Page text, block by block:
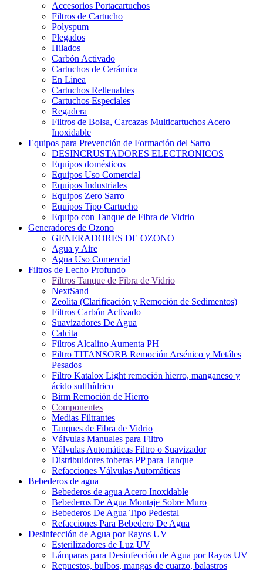
Accesorios Portacartuchos
Filtros de Cartucho
Polyspum
Plegados
Hilados
Carbón Activado
Cartuchos de Cerámica
En Linea
Cartuchos Rellenables
Cartuchos Especiales
Regadera
Filtros de Bolsa, Carcazas Multicartuchos Acero
Inoxidable
Equipos para Prevención de Formación del Sarro
DESINCRUSTADORES ELECTRONICOS
Equipos domésticos
Equipos Uso Comercial
Equipos Industriales
Equipos Zero Sarro
Equipos Tipo Cartucho
Equipo con Tanque de Fibra de Vidrio
Generadores de Ozono
GENERADORES DE OZONO
Agua y Aire
Agua Uso Comercial
Filtros de Lecho Profundo
Filtros Tanque de Fibra de Vidrio
NextSand
Zeolita (Clarificación y Remoción de Sedimentos)
Filtros Carbón Activado
Suavizadores De Agua
Calcita
Filtros Alcalino Aumenta PH
Filtro TITANSORB Remoción Arsénico y Metáles
Pesados
Filtro Katalox Light remoción hierro, manganeso y
ácido sulfhídrico
Birm Remoción de Hierro
Componentes
Medias Filtrantes
Tanques de Fibra de Vidrio
Válvulas Manuales para Filtro
Válvulas Automáticas Filtro o Suavizador
Distribuidores toberas PP para Tanque
Refacciones Válvulas Automáticas
Bebederos de agua
Bebederos de agua Acero Inoxidable
Bebederos De Agua Montaje Sobre Muro
Bebederos De Agua Tipo Pedestal
Refacciones Para Bebedero De Agua
Desinfección de Agua por Rayos UV
Esterilizadores de Luz UV
Lámparas para Desinfección de Agua por Rayos UV
Repuestos, bulbos, mangas de cuarzo, balastros